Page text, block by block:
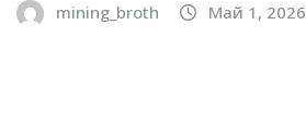
mining_broth Май 1, 2026